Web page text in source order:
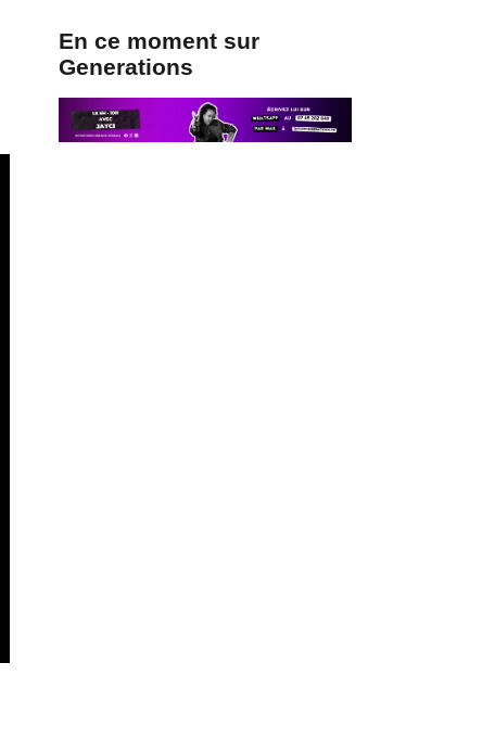
En ce moment sur
Generations